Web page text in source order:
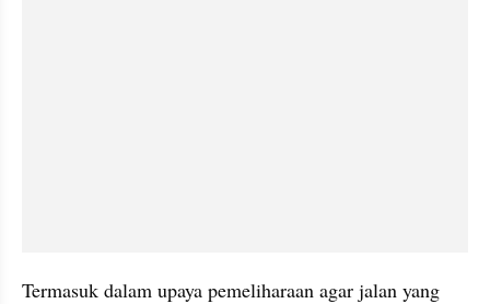
Termasuk dalam upaya pemeliharaan agar jalan yang